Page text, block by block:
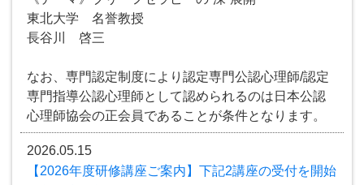
東北大学 名誉教授
長谷川 啓三
なお、専門認定制度により認定専門公認心理師/認定
専門指導公認心理師として認められるのは日本公認
心理師協会の正会員であることが条件となります。
2026.05.15
【2026年度研修講座ご案内】下記2講座の受付を開始